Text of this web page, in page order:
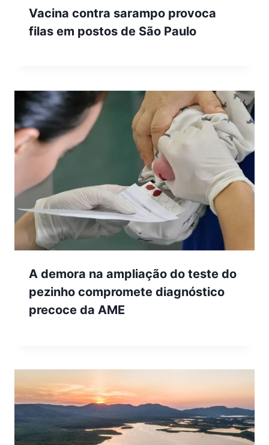
Vacina contra sarampo provoca
filas em postos de São Paulo
A demora na ampliação do teste do
pezinho compromete diagnóstico
precoce da AME